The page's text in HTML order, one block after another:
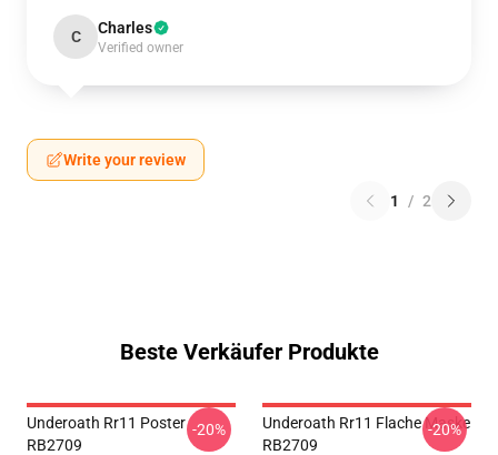
C Charles
Verified owner
Write your review
1 / 2
Beste Verkäufer Produkte
Underoath Rr11 Poster
RB2709
-20%
Underoath Rr11 Flache Maske
RB2709
-20%